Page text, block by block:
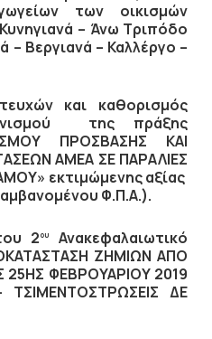
των οικισμών
– Άνω Τριπόδο
– Βεργιανά – Καλλέργο –
και καθορισμός
της πράξης
ΠΡΟΣΒΑΣΗΣ ΚΑΙ
ΑΜΕΑ ΣΕ ΠΑΡΑΛΙΕΣ
εκτιμώμενης αξίας
Φ.Π.Α.).
2ου
Ανακεφαλαιωτικό
ΖΗΜΙΩΝ ΑΠΟ
25ΗΣ ΦΕΒΡΟΥΑΡΙΟΥ 2019
ΤΣΙΜΕΝΤΟΣΤΡΩΣΕΙΣ ΔΕ